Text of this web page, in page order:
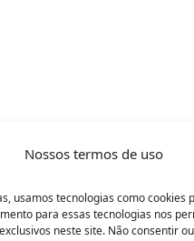
Nossos termos de uso
usamos tecnologias como cookies
para essas tecnologias nos
neste site. Não consentir